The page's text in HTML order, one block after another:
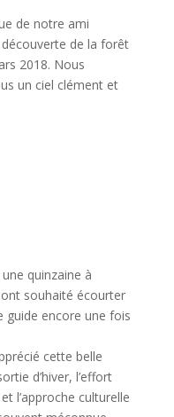
de notre ami
de la forêt
2018. Nous
un ciel clément et
quinzaine à
ont souhaité écourter
guide encore une fois
cette belle
d’hiver, l’effort
l’approche culturelle